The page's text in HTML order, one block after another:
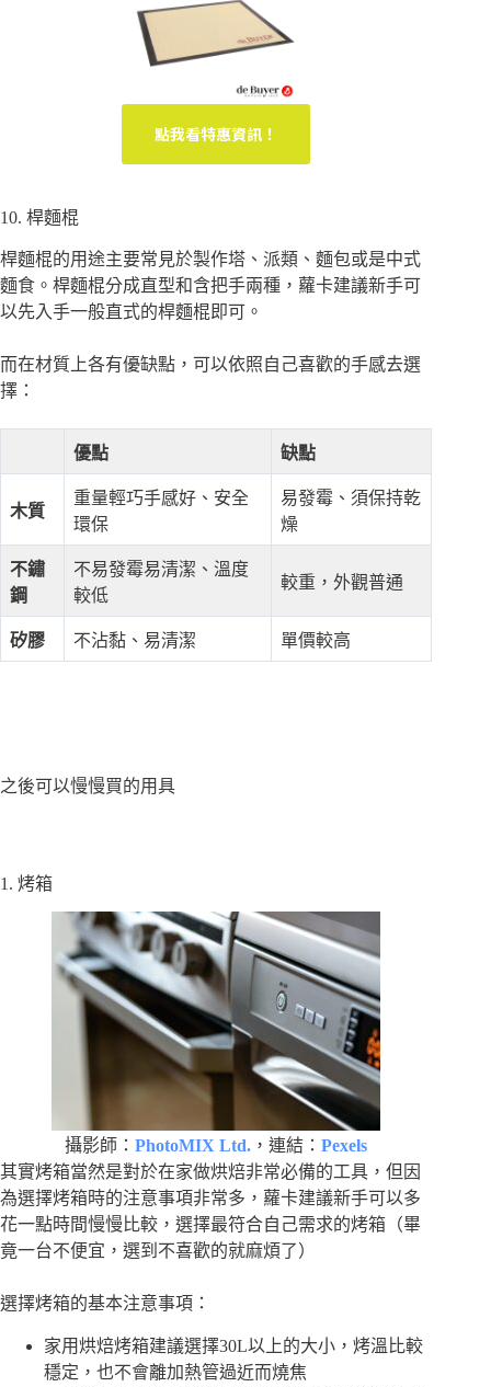
點我看特惠資訊！
10. 桿麵棍
桿麵棍的用途主要常見於製作塔、派類、麵包或是中式
麵食。桿麵棍分成直型和含把手兩種，蘿卡建議新手可
以先入手一般直式的桿麵棍即可。
而在材質上各有優缺點，可以依照自己喜歡的手感去選
擇：
優點 缺點
木質
重量輕巧手感好、安全
環保
易發霉、須保持乾
燥
不鏽
鋼
不易發霉易清潔、溫度
較低
較重，外觀普通
矽膠 不沾黏、易清潔 單價較高
之後可以慢慢買的用具
1. 烤箱
攝影師：PhotoMIX Ltd. ，連結：Pexels
其實烤箱當然是對於在家做烘焙非常必備的工具，但因
為選擇烤箱時的注意事項非常多，蘿卡建議新手可以多
花一點時間慢慢比較，選擇最符合自己需求的烤箱（畢
竟一台不便宜，選到不喜歡的就麻煩了）
選擇烤箱的基本注意事項：
家用烘焙烤箱建議選擇30L以上的大小，烤溫比較
穩定，也不會離加熱管過近而燒焦